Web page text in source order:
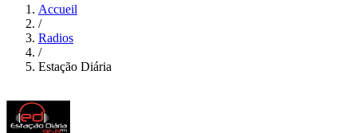
Accueil
/
Radios
/
Estação Diária